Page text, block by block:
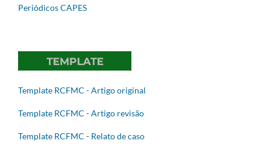
Periódicos CAPES
Template RCFMC - Artigo original
Template RCFMC - Artigo revisão
Template RCFMC - Relato de caso